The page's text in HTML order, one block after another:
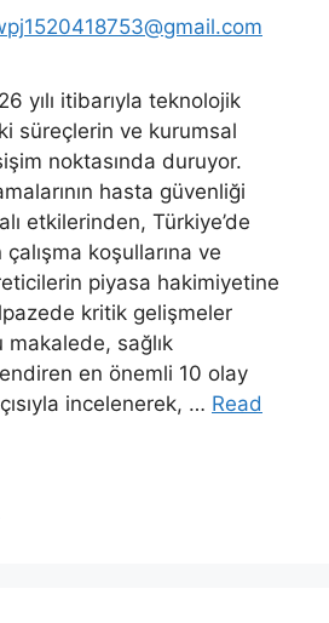
yılı itibarıyla teknolojik
süreçlerin ve kurumsal
noktasında duruyor.
hasta güvenliği
etkilerinden, Türkiye’de
koşullarına ve
piyasa hakimiyetine
kritik gelişmeler
makalede, sağlık
en önemli 10 olay
incelenerek, … Read